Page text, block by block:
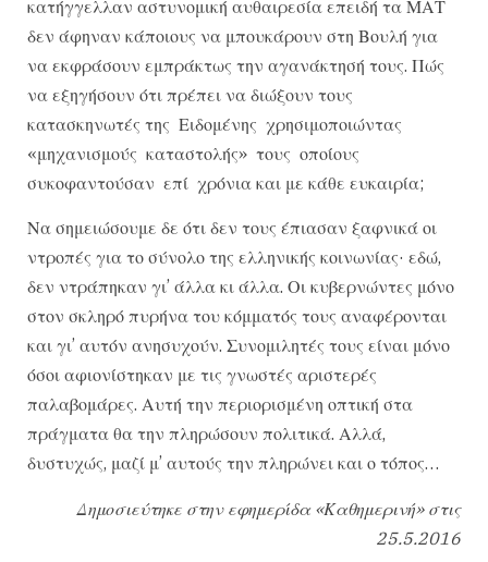
κατήγγελλαν αστυνομική αυθαιρεσία επειδή τα ΜΑΤ
δεν άφηναν κάποιους να μπουκάρουν στη Βουλή για
να εκφράσουν εμπράκτως την αγανάκτησή τους. Πώς
να εξηγήσουν ότι πρέπει να διώξουν τους
κατασκηνωτές της Ειδομένης χρησιμοποιώντας
«μηχανισμούς καταστολής» τους οποίους
συκοφαντούσαν επί χρόνια και με κάθε ευκαιρία;
Να σημειώσουμε δε ότι δεν τους έπιασαν ξαφνικά οι
ντροπές για το σύνολο της ελληνικής κοινωνίας· εδώ,
δεν ντράπηκαν γι’ άλλα κι άλλα. Οι κυβερνώντες μόνο
στον σκληρό πυρήνα του κόμματός τους αναφέρονται
και γι’ αυτόν ανησυχούν. Συνομιλητές τους είναι μόνο
όσοι αφιονίστηκαν με τις γνωστές αριστερές
παλαβομάρες. Αυτή την περιορισμένη οπτική στα
πράγματα θα την πληρώσουν πολιτικά. Αλλά,
δυστυχώς, μαζί μ’ αυτούς την πληρώνει και ο τόπος…
Δημοσιεύτηκε στην εφημερίδα «Καθημερινή» στις
25.5.2016